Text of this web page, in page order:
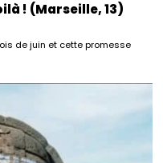
! (Marseille, 13)
de juin et cette promesse